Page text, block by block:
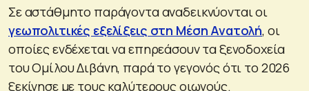
Σε αστάθμητο παράγοντα αναδεικνύονται οι
γεωπολιτικές εξελίξεις στη Μέση Ανατολή, οι
οποίες ενδέχεται να επηρεάσουν τα ξενοδοχεία
του Ομίλου Διβάνη, παρά το γεγονός ότι το 2026
ξεκίνησε με τους καλύτερους οιωνούς.